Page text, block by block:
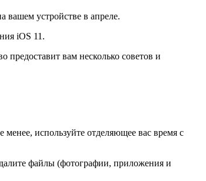
вашем устройстве в апреле.
iOS 11.
предоставит вам несколько советов и
используйте отделяющее вас время с
файлы (фотографии, приложения и